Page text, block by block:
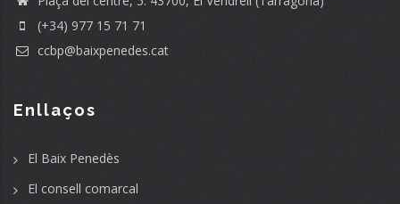
(+34) 977 15 71 71
ccbp@baixpenedes.cat
Enllaços
El Baix Penedès
El consell comarcal